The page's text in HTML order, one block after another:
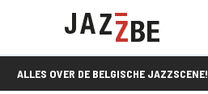
ALLES OVER DE BELGISCHE JAZZSCENE!